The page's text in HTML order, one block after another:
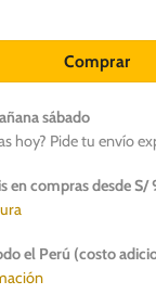
Cardio - Renal -
Comprar
sábado
hoy? Pide tu envío
en compras desde S/
el Perú (costo